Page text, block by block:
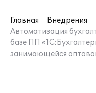
Главная
Внедрения
Автоматизация
базе ПП
занимающейся